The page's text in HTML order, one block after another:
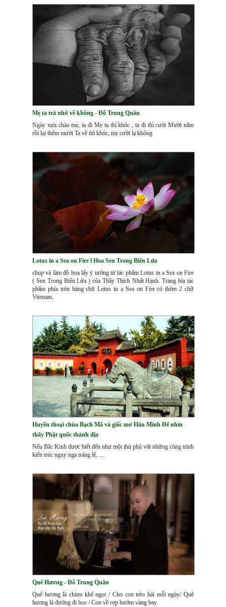
Mẹ ta trả nhớ về không - Đỗ Trung Quân
Ngày xưa chào mẹ, ta đi Mẹ ta thì khóc , ta đi thì cười Mười năm
rồi lại thêm mười Ta về thì khóc, mẹ cười lạ không
Lotus in a Sea on Fire l Hoa Sen Trong Biển Lửa
chụp và làm đồ họa lấy ý tưởng từ tác phẩm Lotus in a Sea on Fire
( Sen Trong Biển Lửa ) của Thầy Thích Nhất Hạnh. Trang bìa tác
phẩm phía trên hàng chữ Lotus in a Sea on Fire có thêm 2 chữ
Vietnam.
Huyền thoại chùa Bạch Mã và giấc mơ Hán Minh Đế nhìn
thấy Phật quốc thánh địa
Nếu Bắc Kinh được biết đến như một thủ phủ với những công trình
kiến trúc nguy nga tráng lệ, ...
Quê Hương - Đỗ Trung Quân
Quê hương là chùm khế ngọt / Cho con trèo hái mỗi ngày/ Quê
hương là đường đi học / Con về rợp bướm vàng bay